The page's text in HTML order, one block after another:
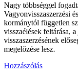
Nagy többséggel
Vagyonvisszaszerzési
kormánytól független
visszaélések feltárása,
visszaszerzésének
megelőzése lesz.
Hozzászólás